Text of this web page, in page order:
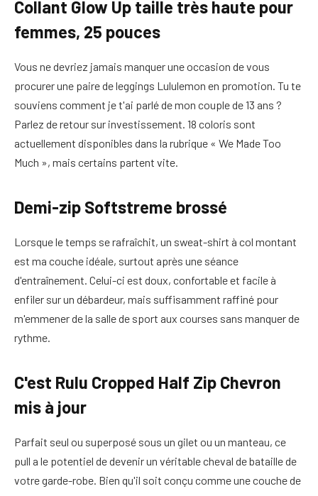
Collant Glow Up taille très haute pour
femmes, 25 pouces
Vous ne devriez jamais manquer une occasion de vous
procurer une paire de leggings Lululemon en promotion. Tu te
souviens comment je t'ai parlé de mon couple de 13 ans ?
Parlez de retour sur investissement. 18 coloris sont
actuellement disponibles dans la rubrique « We Made Too
Much », mais certains partent vite.
Demi-zip Softstreme brossé
Lorsque le temps se rafraîchit, un sweat-shirt à col montant
est ma couche idéale, surtout après une séance
d'entraînement. Celui-ci est doux, confortable et facile à
enfiler sur un débardeur, mais suffisamment raffiné pour
m'emmener de la salle de sport aux courses sans manquer de
rythme.
C'est Rulu Cropped Half Zip Chevron
mis à jour
Parfait seul ou superposé sous un gilet ou un manteau, ce
pull a le potentiel de devenir un véritable cheval de bataille de
votre garde-robe. Bien qu'il soit conçu comme une couche de